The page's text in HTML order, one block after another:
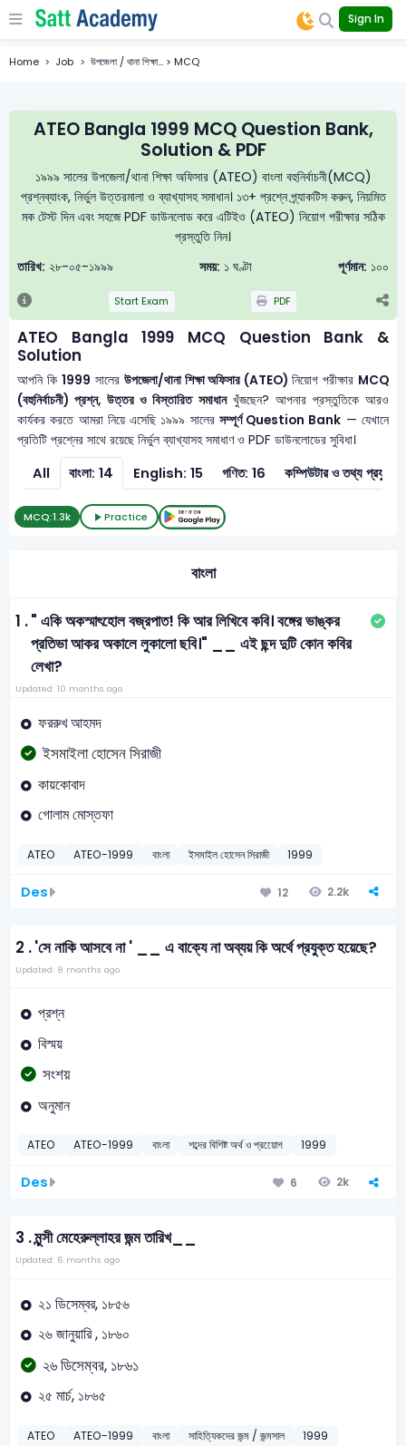
Sign In
Home Job উপজেলা / থানা শিক্ষা... > MCQ
ATEO Bangla 1999 MCQ Question Bank,
Solution & PDF
১৯৯৯ সালের উপজেলা/থানা শিক্ষা অফিসার (ATEO) বাংলা বহুনির্বাচনী(MCQ)
প্রশ্নব্যাংক, নির্ভুল উত্তরমালা ও ব্যাখ্যাসহ সমাধান। ১৩+ প্রশ্নে প্র্যাকটিস করুন, নিয়মিত
মক টেস্ট দিন এবং সহজে PDF ডাউনলোড করে এটিইও (ATEO) নিয়োগ পরীক্ষার সঠিক
প্রস্তুতি নিন।
তারিখ: ২৮-০৫-১৯৯৯ সময়: ১ ঘণ্টা পূর্ণমান: ১০০
Start Exam PDF
ATEO Bangla 1999 MCQ Question Bank &
Solution
আপনি কি 1999 সালের উপজেলা/থানা শিক্ষা অফিসার (ATEO)নিয়োগ পরীক্ষার MCQ
(বহুনির্বাচনী) প্রশ্ন, উত্তর ও বিস্তারিত সমাধানখুঁজছেন? আপনার প্রস্তুতিকে আরও
কার্যকর করতে আমরা নিয়ে এসেছি ১৯৯৯ সালের সম্পূর্ণ Question Bank — যেখানে
প্রতিটি প্রশ্নের সাথে রয়েছে নির্ভুল ব্যাখ্যাসহ সমাধাণ ও PDF ডাউনলোডের সুবিধা।
All বাংলা: 14 English: 15 গণিত: 16 কম্পিউটার ও
MCQ:1.3k Practice
বাংলা
1 ." একি অকস্মাৎহোল বজ্রপাত! কি আর লিখিবে কবি। বঙ্গের ভাঙ্কর
প্রতিভা আকর অকালে লুকালো ছবি।" __ এই ছন্দ দুটি কোন কবির
লেখা?
Updated: 10 months ago
ফররুখ আহমদ
ইসমাইলা হোসেন সিরাজী
কায়কোবাদ
গোলাম মোস্তফা
ATEO ATEO-1999 বাংলা ইসমাইল হোসেন সিরাজী 1999
Des 12 2.2k
2 .'সে নাকি আসবে না ' __ এ বাক্যে না অব্যয় কি অর্থে প্রযুক্ত হয়েছে?
Updated: 8 months ago
প্রশ্ন
বিস্ময়
সংশয়
অনুমান
ATEO ATEO-1999 বাংলা শব্দের বিশিষ্ট অর্থ ও প্রয়োেগ 1999
Des 6 2k
3 .মুন্সী মেহেরুল্লাহর জন্ম তারিখ__
Updated: 6 months ago
২১ ডিসেম্বর, ১৮৫৬
২৬ জানুয়ারি , ১৮৬০
২৬ ডিসেম্বর, ১৮৬১
২৫ মার্চ, ১৮৬৫
ATEO ATEO-1999 বাংলা সাহিত্যিকদের জন্ম / জন্মসাল 1999